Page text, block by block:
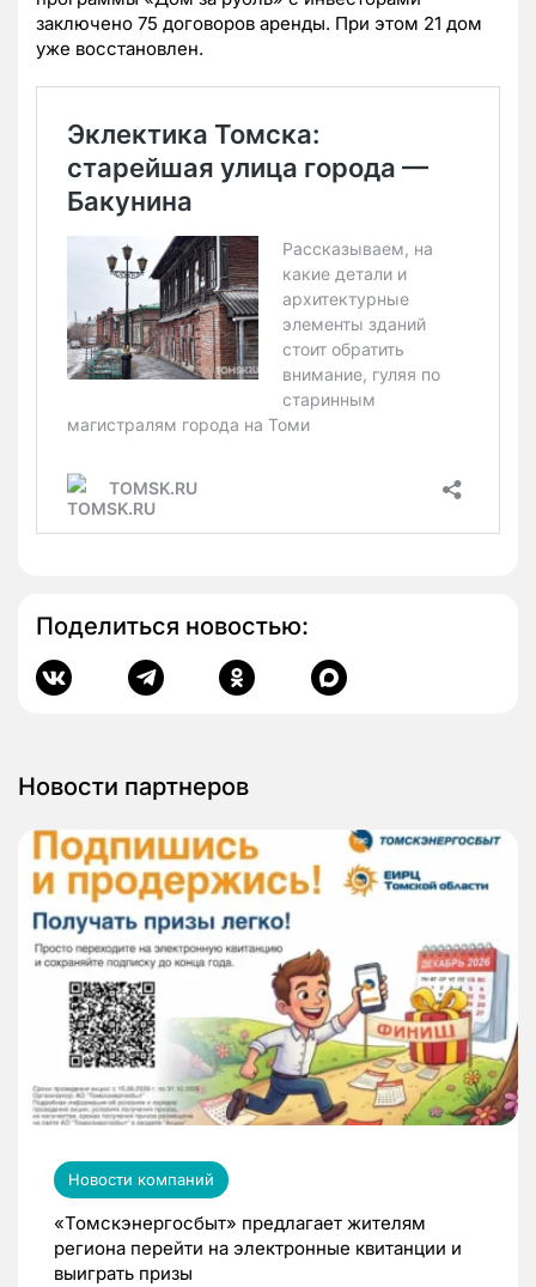
заключено 75 договоров аренды. При этом 21 дом
уже восстановлен.
Поделиться новостью:
Новости партнеров
Новости компаний
«Томскэнергосбыт» предлагает жителям
региона перейти на электронные квитанции и
выиграть призы